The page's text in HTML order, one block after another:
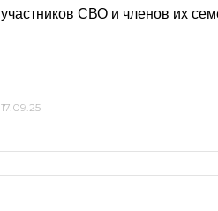
участников СВО и членов их
17.09.25